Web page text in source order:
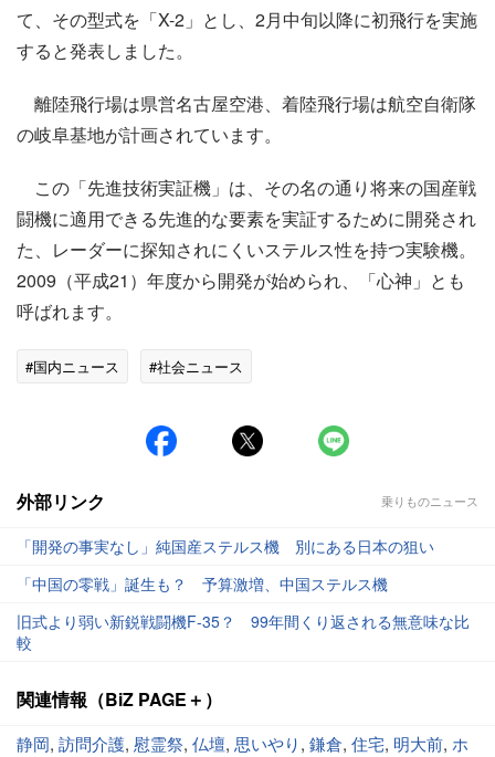
て、その型式を「X-2」とし、2月中旬以降に初飛行を実施
すると発表しました。
離陸飛行場は県営名古屋空港、着陸飛行場は航空自衛隊
の岐阜基地が計画されています。
この「先進技術実証機」は、その名の通り将来の国産戦
闘機に適用できる先進的な要素を実証するために開発され
た、レーダーに探知されにくいステルス性を持つ実験機。
2009（平成21）年度から開発が始められ、「心神」とも
呼ばれます。
#国内ニュース #社会ニュース
外部リンク 乗りものニュース
「開発の事実なし」純国産ステルス機 別にある日本の狙い
「中国の零戦」誕生も？ 予算激増、中国ステルス機
旧式より弱い新鋭戦闘機F-35？ 99年間くり返される無意味な比
較
関連情報（BiZ PAGE＋）
静岡, 訪問介護, 慰霊祭, 仏壇, 思いやり, 鎌倉, 住宅, 明大前, ホ